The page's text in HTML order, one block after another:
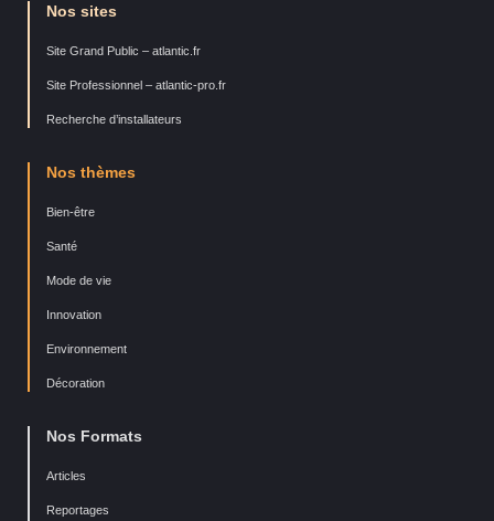
Nos sites
Site Grand Public – atlantic.fr
Site Professionnel – atlantic-pro.fr
Recherche d’installateurs
Nos thèmes
Bien-être
Santé
Mode de vie
Innovation
Environnement
Décoration
Nos Formats
Articles
Reportages